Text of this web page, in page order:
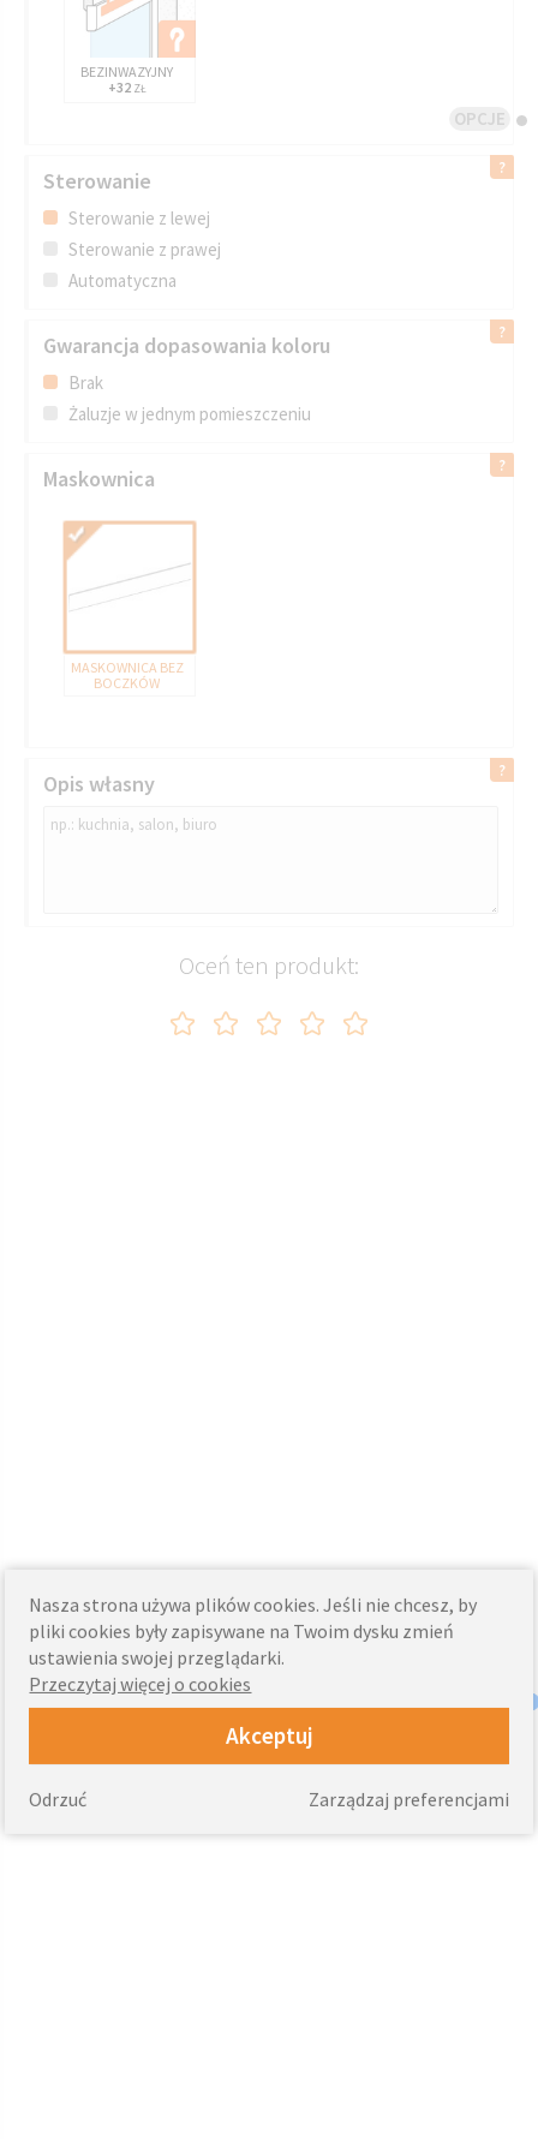
OPCJE
BEZINWAZYJNY
+32ZŁ
Sterowanie
Sterowanie z lewej
Sterowanie z prawej
Automatyczna
Gwarancja dopasowania koloru
Brak
Żaluzje w jednym pomieszczeniu
Maskownica
MASKOWNICA BEZ
BOCZKÓW
Opis własny
Oceń ten produkt:
Nasza strona używa plików cookies. Jeśli nie chcesz, by
pliki cookies były zapisywane na Twoim dysku zmień
ustawienia swojej przeglądarki.
Przeczytaj więcej o cookies
Akceptuj
Zarządzaj preferencjami
Odrzuć